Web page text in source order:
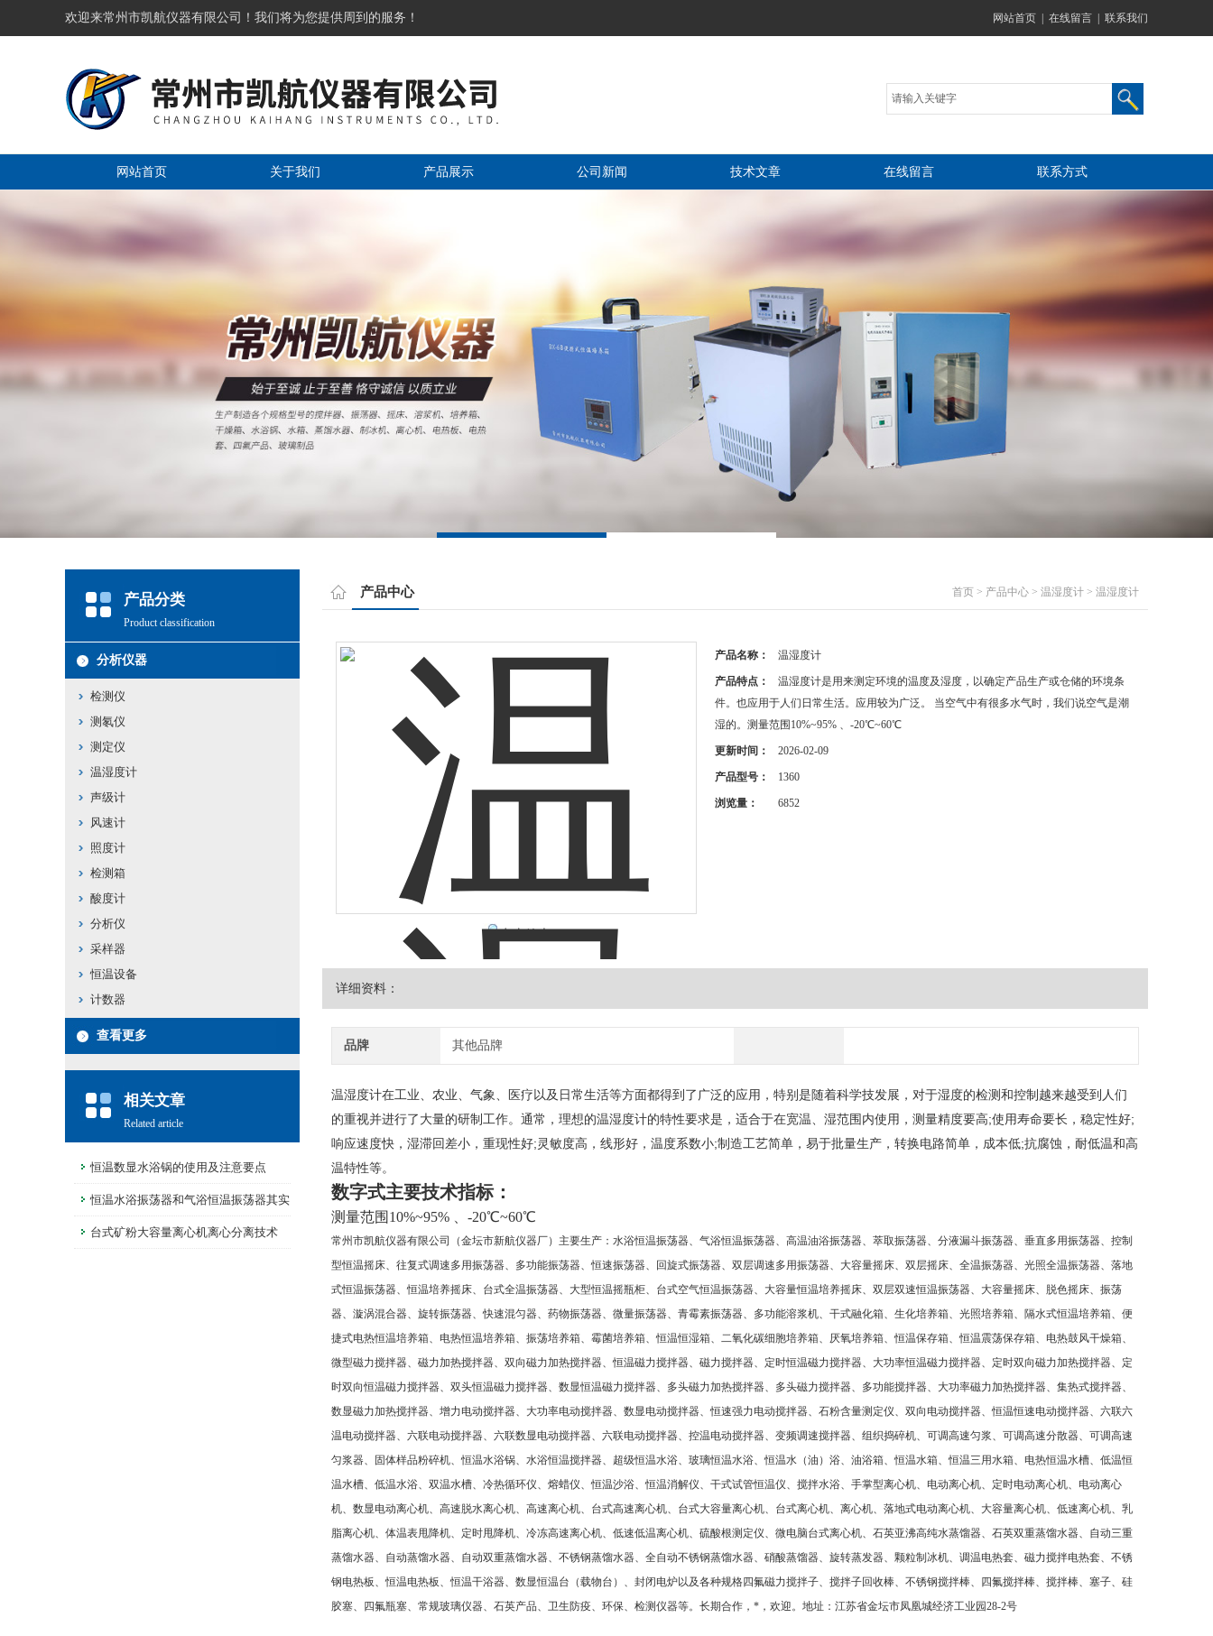
欢迎来常州市凯航仪器有限公司！我们将为您提供周到的服务！ 网站首页 在线留言 联系我们
网站首页 关于我们 产品展示 公司新闻 技术文章 在线留言 联系方式
产品中心 首页 > 产品中心 > 温湿度计 > 温湿度计
产品名称： 温湿度计
产品特点：
温湿度计是用来测定环境的温度及湿度，以确定产品生产或仓储的环境条
件。也应用于人们日常生活。应用较为广泛。 当空气中有很多水气时，我们说空气是潮
湿的。测量范围10%~95% 、-20℃~60℃
更新时间： 2026-02-09
产品型号： 1360
浏览量： 6852
详细资料：
品牌 其他品牌
温湿度计在工业、农业、气象、医疗以及日常生活等方面都得到了广泛的应用，特别是随着科学技发展，对于湿度的检测和控制越来越受到人们
的重视并进行了大量的研制工作。通常，理想的温湿度计的特性要求是，适合于在宽温、湿范围内使用，测量精度要高;使用寿命要长，稳定性好;
响应速度快，湿滞回差小，重现性好;灵敏度高，线形好，温度系数小;制造工艺简单，易于批量生产，转换电路简单，成本低;抗腐蚀，耐低温和高
温特性等。
数字式主要技术指标：
测量范围10%~95% 、-20℃~60℃
常州市凯航仪器有限公司（金坛市新航仪器厂）主要生产：水浴恒温振荡器、气浴恒温振荡器、高温油浴振荡器、萃取振荡器、分液漏斗振荡器、垂直多用振荡器、控制
型恒温摇床、往复式调速多用振荡器、多功能振荡器、恒速振荡器、回旋式振荡器、双层调速多用振荡器、大容量摇床、双层摇床、全温振荡器、光照全温振荡器、落地
式恒温振荡器、恒温培养摇床、台式全温振荡器、大型恒温摇瓶柜、台式空气恒温振荡器、大容量恒温培养摇床、双层双速恒温振荡器、大容量摇床、脱色摇床、振荡
器、漩涡混合器、旋转振荡器、快速混匀器、药物振荡器、微量振荡器、青霉素振荡器、多功能溶浆机、干式融化箱、生化培养箱、光照培养箱、隔水式恒温培养箱、便
捷式电热恒温培养箱、电热恒温培养箱、振荡培养箱、霉菌培养箱、恒温恒湿箱、二氧化碳细胞培养箱、厌氧培养箱、恒温保存箱、恒温震荡保存箱、电热鼓风干燥箱、
微型磁力搅拌器、磁力加热搅拌器、双向磁力加热搅拌器、恒温磁力搅拌器、磁力搅拌器、定时恒温磁力搅拌器、大功率恒温磁力搅拌器、定时双向磁力加热搅拌器、定
时双向恒温磁力搅拌器、双头恒温磁力搅拌器、数显恒温磁力搅拌器、多头磁力加热搅拌器、多头磁力搅拌器、多功能搅拌器、大功率磁力加热搅拌器、集热式搅拌器、
数显磁力加热搅拌器、增力电动搅拌器、大功率电动搅拌器、数显电动搅拌器、恒速强力电动搅拌器、石粉含量测定仪、双向电动搅拌器、恒温恒速电动搅拌器、六联六
温电动搅拌器、六联电动搅拌器、六联数显电动搅拌器、六联电动搅拌器、控温电动搅拌器、变频调速搅拌器、组织捣碎机、可调高速匀浆、可调高速分散器、可调高速
匀浆器、固体样品粉碎机、恒温水浴锅、水浴恒温搅拌器、超级恒温水浴、玻璃恒温水浴、恒温水（油）浴、油浴箱、恒温水箱、恒温三用水箱、电热恒温水槽、低温恒
温水槽、低温水浴、双温水槽、冷热循环仪、熔蜡仪、恒温沙浴、恒温消解仪、干式试管恒温仪、搅拌水浴、手掌型离心机、电动离心机、定时电动离心机、电动离心
机、数显电动离心机、高速脱水离心机、高速离心机、台式高速离心机、台式大容量离心机、台式离心机、离心机、落地式电动离心机、大容量离心机、低速离心机、乳
脂离心机、体温表甩降机、定时甩降机、冷冻高速离心机、低速低温离心机、硫酸根测定仪、微电脑台式离心机、石英亚沸高纯水蒸馏器、石英双重蒸馏水器、自动三重
蒸馏水器、自动蒸馏水器、自动双重蒸馏水器、不锈钢蒸馏水器、全自动不锈钢蒸馏水器、硝酸蒸馏器、旋转蒸发器、颗粒制冰机、调温电热套、磁力搅拌电热套、不锈
钢电热板、恒温电热板、恒温干浴器、数显恒温台（载物台）、封闭电炉以及各种规格四氟磁力搅拌子、搅拌子回收棒、不锈钢搅拌棒、四氟搅拌棒、搅拌棒、塞子、硅
胶塞、四氟瓶塞、常规玻璃仪器、石英产品、卫生防疫、环保、检测仪器等。长期合作，*，欢迎。地址：江苏省金坛市凤凰城经济工业园28-2号
产品分类
Product classification
分析仪器
检测仪
测氡仪
测定仪
温湿度计
声级计
风速计
照度计
检测箱
酸度计
分析仪
采样器
恒温设备
计数器
查看更多
相关文章
Related article
恒温数显水浴锅的使用及注意要点
恒温水浴振荡器和气浴恒温振荡器其实
不一样
台式矿粉大容量离心机离心分离技术